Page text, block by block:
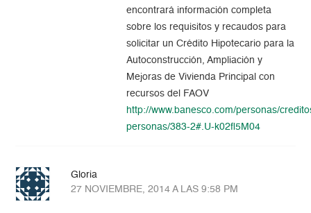
encontrará información completa
sobre los requisitos y recaudos para
solicitar un Crédito Hipotecario para la
Autoconstrucción, Ampliación y
Mejoras de Vivienda Principal con
recursos del FAOV
http://www.banesco.com/personas/
personas/383-2#.U-k02fl5M04
Gloria
27 NOVIEMBRE, 2014 A LAS 9:58 PM